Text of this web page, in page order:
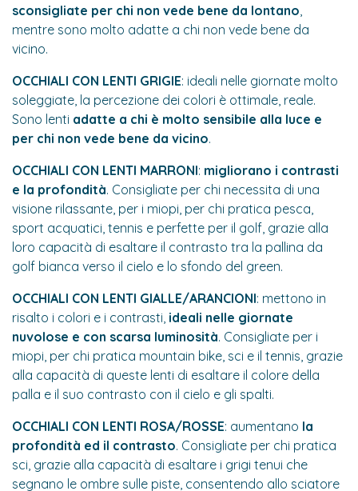
sconsigliate per chi non vede bene da lontano
mentre sono molto adatte a chi non vede bene da
vicino.
OCCHIALI CON LENTI GRIGIE: ideali nelle giornate molto
soleggiate, la percezione dei colori è ottimale, reale.
Sono lenti adatte a chi è molto sensibile alla luce e
per chi non vede bene da vicino.
OCCHIALI CON LENTI MARRONI: migliorano i contrasti
e la profondità. Consigliate per chi necessita di una
visione rilassante, per i miopi, per chi pratica pesca,
sport acquatici, tennis e perfette per il golf, grazie alla
loro capacità di esaltare il contrasto tra la pallina da
golf bianca verso il cielo e lo sfondo del green.
OCCHIALI CON LENTI GIALLE/ARANCIONI: mettono in
risalto i colori e i contrasti, ideali nelle giornate
nuvolose e con scarsa luminosità. Consigliate per i
miopi, per chi pratica mountain bike, sci e il tennis, grazie
alla capacità di queste lenti di esaltare il colore della
palla e il suo contrasto con il cielo e gli spalti.
OCCHIALI CON LENTI ROSA/ROSSE: aumentano la
profondità ed il contrasto. Consigliate per chi pratica
sci, grazie alla capacità di esaltare i grigi tenui che
segnano le ombre sulle piste, consentendo allo sciatore